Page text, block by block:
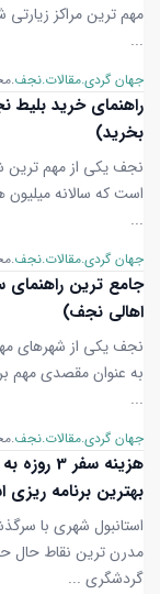
مهم ترین مراکز
...
جهان گردیمقالات نجف
راهنمای خرید بلیط
بخرید)
نجف یکی از مهم ترین
است که سالانه میلیون
...
جهان گردیمقالات نجف
جامع ترین
اهالی نجف)
نجف یکی از شهرهای
به عنوان مقصدی مهم
...
جهان گردیمقالات نجف
بهترین برنامه ریزی
استانبول شهری با
مدرن ترین نقاط حال
گردشگری ...